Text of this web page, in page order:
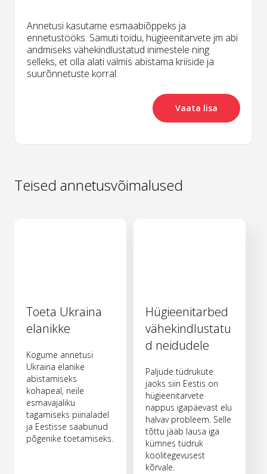
Annetusi kasutame esmaabiõppeks ja
ennetustööks. Samuti toidu, hügieenitarvete jm abi
andmiseks vähekindlustatud inimestele ning
selleks, et olla alati valmis abistama kriiside ja
suurõnnetuste korral.
Vaata lisa
Teised annetusvõimalused
Toeta Ukraina
elanikke
Kogume annetusi
Ukraina elanike
abistamiseks
kohapeal, neile
esmavajaliku
tagamiseks piirialadel
ja Eestisse saabunud
põgenike toetamiseks.
Hügieenitarbed
vähekindlustatu
d neidudele
Paljude tüdrukute
jaoks siin Eestis on
hügieenitarvete
nappus igapäevast elu
halvav probleem. Selle
tõttu jääb lausa iga
kümnes tüdruk
koolitegevusest
kõrvale.